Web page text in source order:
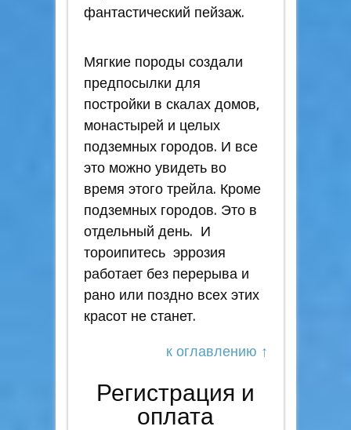
фантастический пейзаж.
Мягкие породы создали
предпосылки для
постройки в скалах домов,
монастырей и целых
подземных городов. И все
это можно увидеть во
время этого трейла. Кроме
подземных городов. Это в
отдельный день. И
тороипитесь эррозия
работает без перерыва и
рано или поздно всех этих
красот не станет.
к оглавлению ↑
Регистрация и
оплата